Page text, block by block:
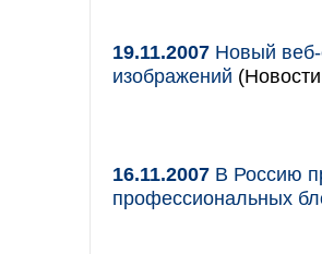
19.11.2007 Новый
изображений
16.11.2007 В Россию
профессиональных